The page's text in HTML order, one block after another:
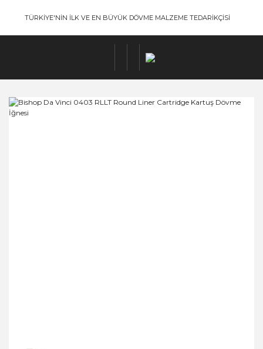
TÜRKİYE'NİN İLK VE EN BÜYÜK DÖVME MALZEME TEDARİKÇİSİ